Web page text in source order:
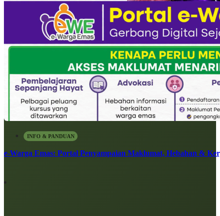
INFO & PANDUAN
e-Warga Emas: Portal Penyampaian Maklumat, Hebahan &